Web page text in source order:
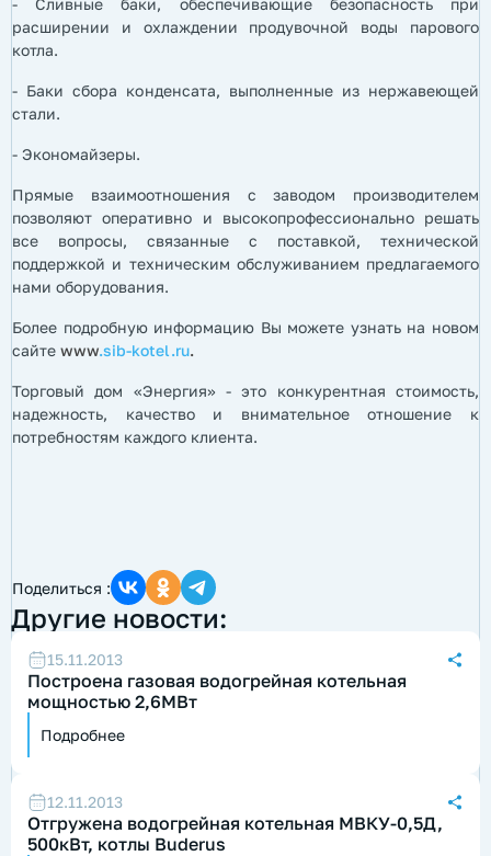
- Сливные баки, обеспечивающие безопасность при
расширении и охлаждении продувочной воды парового
котла.
- Баки сбора конденсата, выполненные из нержавеющей
стали.
- Экономайзеры.
Прямые взаимоотношения с заводом производителем
позволяют оперативно и высокопрофессионально решать
все вопросы, связанные с поставкой, технической
поддержкой и техническим обслуживанием предлагаемого
нами оборудования.
Более подробную информацию Вы можете узнать на новом
сайте www.sib-kotel.ru.
Торговый дом «Энергия» - это конкурентная стоимость,
надежность, качество и внимательное отношение к
потребностям каждого клиента.
Поделиться :
Другие новости:
15.11.2013
Построена газовая водогрейная котельная
мощностью 2,6МВт
Подробнее
12.11.2013
Отгружена водогрейная котельная МВКУ-0,5Д,
500кВт, котлы Buderus